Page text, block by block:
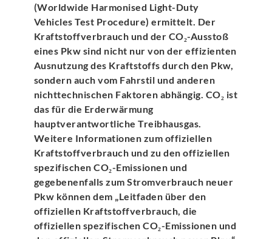
(Worldwide Harmonised Light-Duty
Vehicles Test Procedure) ermittelt. Der
Kraftstoffverbrauch und der CO₂-Ausstoß
eines Pkw sind nicht nur von der effizienten
Ausnutzung des Kraftstoffs durch den Pkw,
sondern auch vom Fahrstil und anderen
nichttechnischen Faktoren abhängig. CO₂ ist
das für die Erderwärmung
hauptverantwortliche Treibhausgas.
Weitere Informationen zum offiziellen
Kraftstoffverbrauch und zu den offiziellen
spezifischen CO₂-Emissionen und
gegebenenfalls zum Stromverbrauch neuer
Pkw können dem „Leitfaden über den
offiziellen Kraftstoffverbrauch, die
offiziellen spezifischen CO₂-Emissionen und